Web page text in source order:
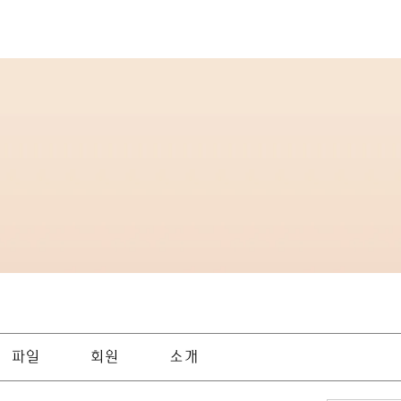
파일 회원 소개